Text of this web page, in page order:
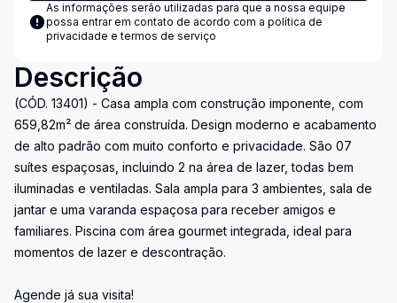
As informações serão utilizadas para que a nossa equipe
possa entrar em contato de acordo com a política de
privacidade e termos de serviço
Descrição
(CÓD. 13401) - Casa ampla com construção imponente, com
659,82m² de área construída. Design moderno e acabamento
de alto padrão com muito conforto e privacidade. São 07
suítes espaçosas, incluindo 2 na área de lazer, todas bem
iluminadas e ventiladas. Sala ampla para 3 ambientes, sala de
jantar e uma varanda espaçosa para receber amigos e
familiares. Piscina com área gourmet integrada, ideal para
momentos de lazer e descontração.
Agende já sua visita!